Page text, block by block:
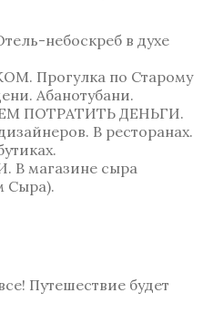
небоскреб в духе
Прогулка по Старому
Абанотубани.
ПОТРАТИТЬ ДЕНЬГИ.
В ресторанах.
В магазине сыра
Сыра).
Путешествие будет